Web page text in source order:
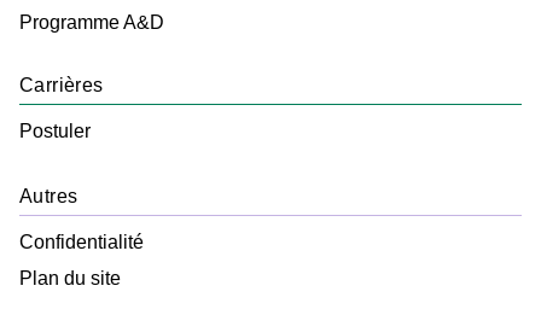
Programme A&D
Carrières
Postuler
Autres
Confidentialité
Plan du site